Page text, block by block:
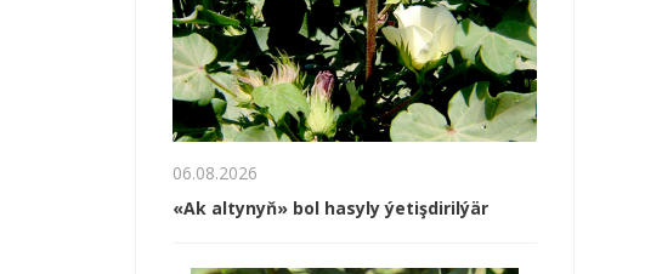
06.08.2026
«Ak altynyň» bol hasyly ýetişdirilýär